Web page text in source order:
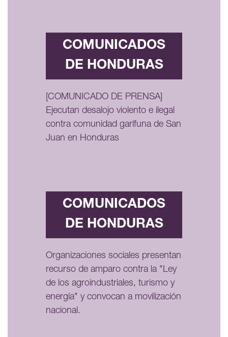
COMUNICADOS
DE HONDURAS
[COMUNICADO DE PRENSA]
Ejecutan desalojo violento e ilegal
contra comunidad garífuna de San
Juan en Honduras
COMUNICADOS
DE HONDURAS
Organizaciones sociales presentan
recurso de amparo contra la "Ley
de los agroindustriales, turismo y
energía" y convocan a movilización
nacional.